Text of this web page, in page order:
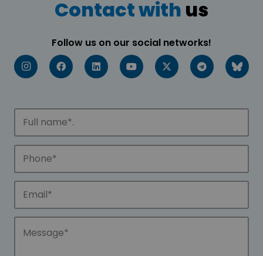
Contact with us
Follow us on our social networks!